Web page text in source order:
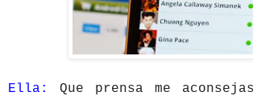
Ella: Que prensa me